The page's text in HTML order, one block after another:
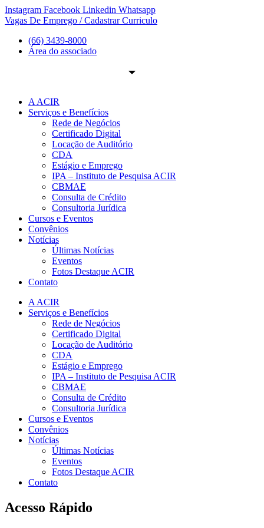
Ir
para
conteúdo
Instagram Facebook Linkedin Whatsapp
Vagas De Emprego / Cadastrar Curriculo
(66) 3439-8000
Área do associado
A ACIR
Serviços e Benefícios
Rede de Negócios
Certificado Digital
Locação de Auditório
CDA
Estágio e Emprego
IPA – Instituto de Pesquisa ACIR
CBMAE
Consulta de Crédito
Consultoria Jurídica
Cursos e Eventos
Convênios
Notícias
Últimas Notícias
Eventos
Fotos Destaque ACIR
Contato
A ACIR
Serviços e Benefícios
Rede de Negócios
Certificado Digital
Locação de Auditório
CDA
Estágio e Emprego
IPA – Instituto de Pesquisa ACIR
CBMAE
Consulta de Crédito
Consultoria Jurídica
Cursos e Eventos
Convênios
Notícias
Últimas Notícias
Eventos
Fotos Destaque ACIR
Contato
Acesso Rápido